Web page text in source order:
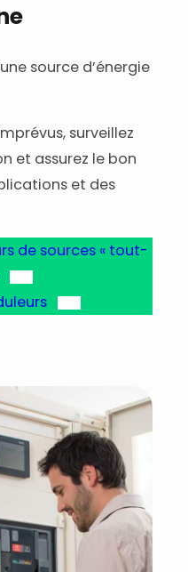
source d’énergie
surveillez
et assurez le bon
et des
de sources « tout-